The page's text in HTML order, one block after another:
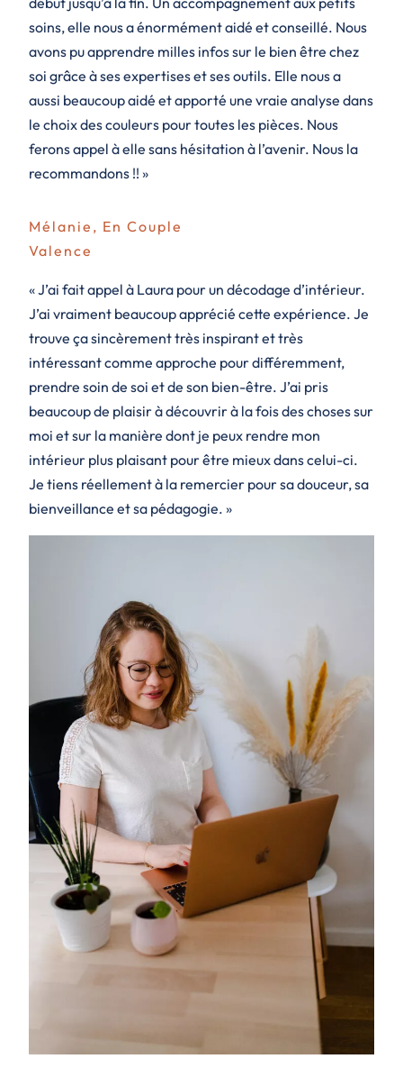
soins, elle nous a énormément aidé et conseillé. Nous
avons pu apprendre milles infos sur le bien être chez
soi grâce à ses expertises et ses outils. Elle nous a
aussi beaucoup aidé et apporté une vraie analyse dans
le choix des couleurs pour toutes les pièces. Nous
ferons appel à elle sans hésitation à l’avenir. Nous la
recommandons !! »
Mélanie, En Couple
Valence
« J’ai fait appel à Laura pour un décodage d’intérieur.
J’ai vraiment beaucoup apprécié cette expérience. Je
trouve ça sincèrement très inspirant et très
intéressant comme approche pour différemment,
prendre soin de soi et de son bien-être. J’ai pris
beaucoup de plaisir à découvrir à la fois des choses sur
moi et sur la manière dont je peux rendre mon
intérieur plus plaisant pour être mieux dans celui-ci.
Je tiens réellement à la remercier pour sa douceur, sa
bienveillance et sa pédagogie. »